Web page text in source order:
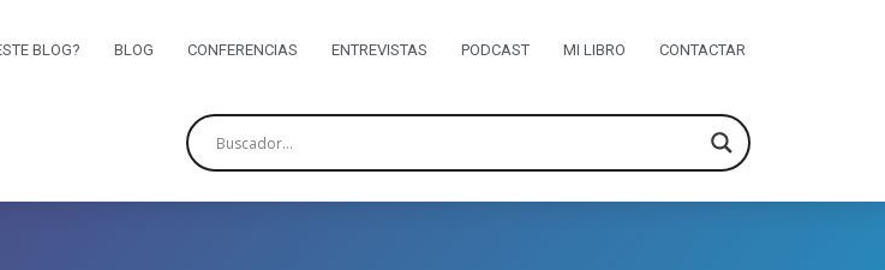
BLOG? BLOG CONFERENCIAS ENTREVISTAS PODCAST MI LIBRO CONTACTAR